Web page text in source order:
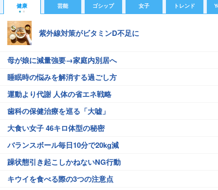
健康 芸能 ゴシップ 女子 トレンド
紫外線対策がビタミンD不足に
母が娘に減量強要→家庭内別居へ
睡眠時の悩みを解消する過ごし方
運動より代謝 人体の省エネ戦略
歯科の保健治療を巡る「大嘘」
大食い女子 46キロ体型の秘密
バランスボール毎日10分で20kg減
躁状態引き起こしかねないNG行動
キウイを食べる際の3つの注意点